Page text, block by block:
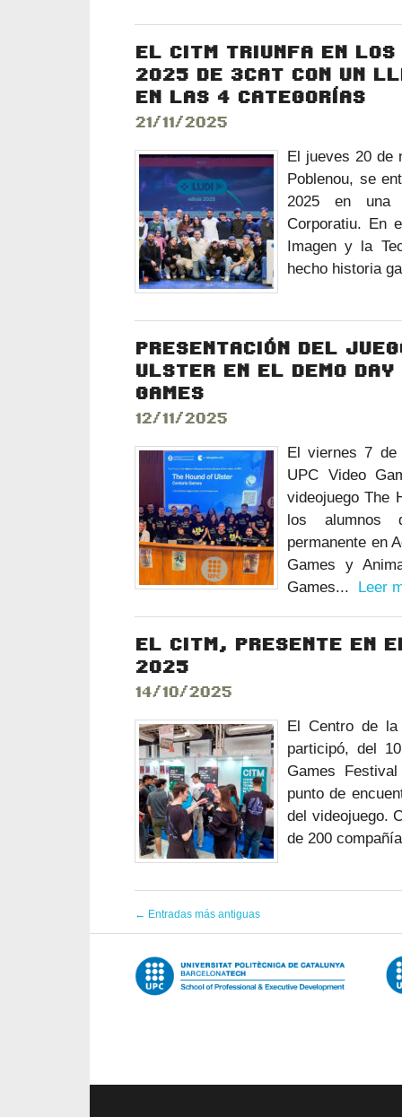
EL CITM TRIUNFA EN LOS
2025 DE 3CAT CON UN
EN LAS 4 CATEGORÍAS
21/11/2025
El jueves 20 de
Poblenou, se
2025 en una
Corporatiu. En
Imagen y la
hecho historia
PRESENTACIÓN DEL
ULSTER EN EL DEMO DAY
GAMES
12/11/2025
El viernes 7 de
UPC Video
videojuego The
los alumnos
permanente en
Games y
Games... Leer
EL CITM, PRESENTE EN
2025
14/10/2025
El Centro de la
participó, del
Games
punto de
del videojuego.
de 200
← Entradas más antiguas